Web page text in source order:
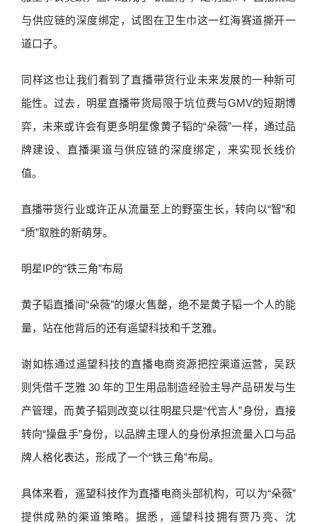
与供应链的深度绑定，试图在卫生巾这一红海赛道撕开一
道口子。
同样这也让我们看到了直播带货行业未来发展的一种新可
能性。过去，明星直播带货局限于坑位费与GMV的短期博
弈，未来或许会有更多明星像黄子韬的“朵薇”一样，通过品
牌建设、直播渠道与供应链的深度绑定，来实现长线价
值。
直播带货行业或许正从流量至上的野蛮生长，转向以“智”和
“质”取胜的新萌芽。
明星IP的“铁三角”布局
黄子韬直播间“朵薇”的爆火售罄，绝不是黄子韬一个人的能
量，站在他背后的还有遥望科技和千芝雅。
谢如栋通过遥望科技的直播电商资源把控渠道运营，吴跃
则凭借千芝雅 30 年的卫生用品制造经验主导产品研发与生
产管理，而黄子韬则改变以往明星只是“代言人”身份，直接
转向“操盘手”身份，以品牌主理人的身份承担流量入口与品
牌人格化表达，形成了一个“铁三角”布局。
具体来看，遥望科技作为直播电商头部机构，可以为“朵薇”
提供成熟的渠道策略。据悉，遥望科技拥有贾乃亮、沈